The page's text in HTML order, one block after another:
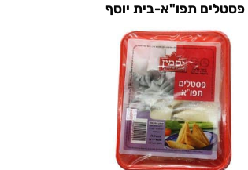
פסטלים תפו"א-בית יוסף